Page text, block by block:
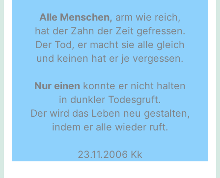
Alle Menschen, arm wie reich,
hat der Zahn der Zeit gefressen.
Der Tod, er macht sie alle gleich
und keinen hat er je vergessen.
Nur einen konnte er nicht halten
in dunkler Todesgruft.
Der wird das Leben neu gestalten,
indem er alle wieder ruft.
23.11.2006 Kk